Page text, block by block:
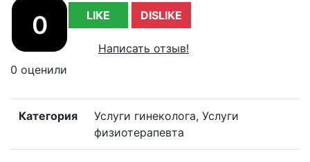
0 LIKE DISLIKE
Написать отзыв!
0 оценили
Категория
Услуги гинеколога, Услуги
физиотерапевта